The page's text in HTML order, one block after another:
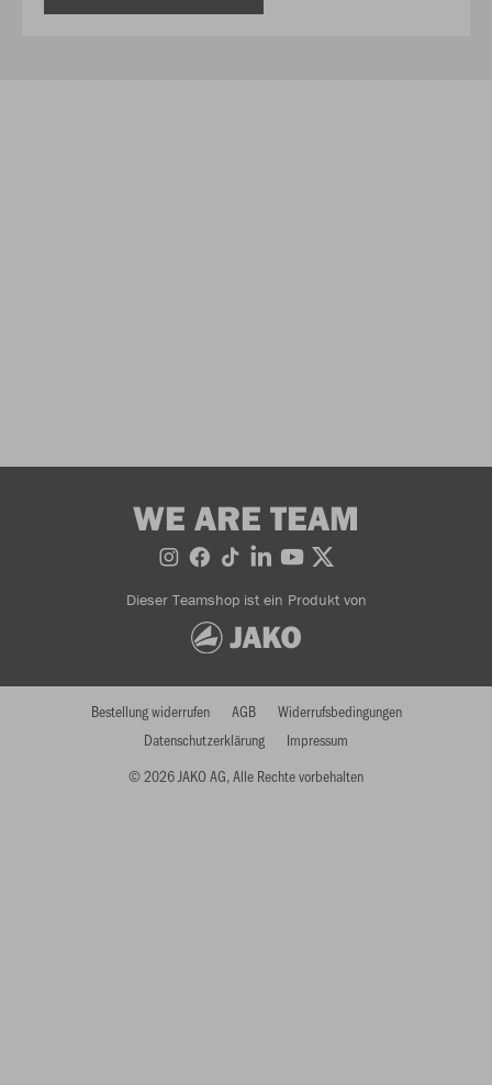
WE ARE TEAM
Dieser Teamshop ist ein Produkt von
© 2026 JAKO AG, Alle Rechte vorbehalten
Bestellung widerrufen AGB
Widerrufsbedingungen
Datenschutzerklärung
Impressum